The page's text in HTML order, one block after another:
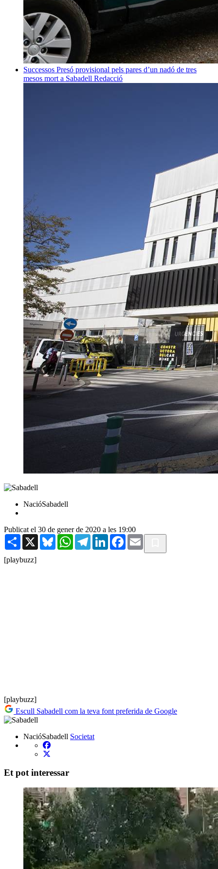
Successos Presó provisional pels pares d’un nadó de tres
mesos mort a Sabadell Redacció
NacióSabadell
Publicat el 30 de gener de 2020 a les 19:00
Share X BlueskyWhatsAppTelegramLinkedInFacebook
Email
[playbuzz]
[playbuzz]
Escull Sabadell com la teva font preferida de Google
NacióSabadell Societat
Et pot interessar